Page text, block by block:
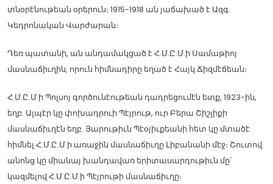
տնօրէնութեան օրերուն։ 1915-1918 ան յաճախած է Ազգ.
Կեդրոնական Վարժարան։
Դեռ պատանի, ան անդամակցած է Հ.Մ.Ը.Մ.ի Սամաթիոյ
մասնաճիւղին, որուն հիմնադիրը եղած է Հայկ Ճիզմէճեան։
Հ.Մ.Ը.Մ.ի Պոլսոյ գործունէութեան դադրեցումէն ետք, 1923-ին,
եղբ. Ալպէր կը փոխադրուի Պէյրութ, ուր Բերա Շիշլիքի
մասնաճիւղէն եղբ. Յարութիւն Պէօյիւքեանի հետ կը մտածէ
հիմնել Հ.Մ.Ը.Մ.ի առաջին մասնաճիւղը Լիբանանի մէջ։ Շուտով
անոնց կը միանայ խանդավառ երիտասարդութիւն մը՝
կազմելով Հ.Մ.Ը.Մ.ի Պէյրութի մասնաճիւղը։